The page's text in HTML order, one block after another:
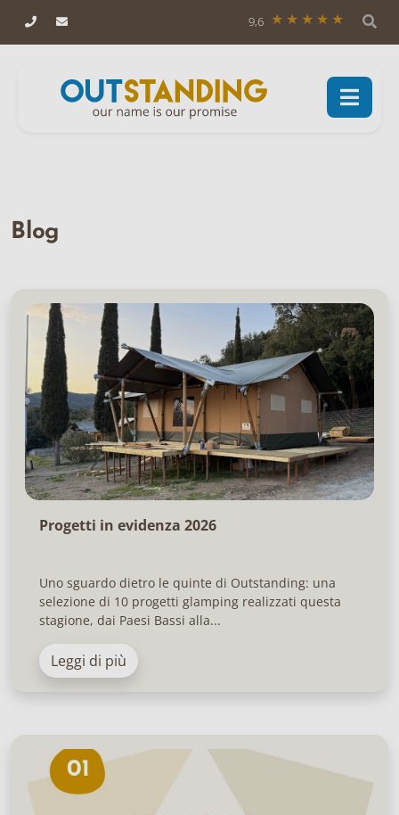
9,6
Blog
Progetti in evidenza 2026
Uno sguardo dietro le quinte di Outstanding: una
selezione di 10 progetti glamping realizzati questa
stagione, dai Paesi Bassi alla...
Leggi di più